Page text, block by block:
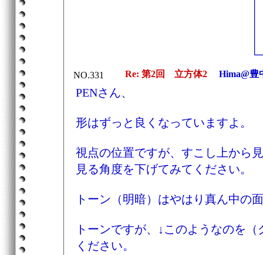
NO.331 Re: 第2回 立方体2 Hima@豊
PENさん、
形はずっと良くなっていますよ。
視点の位置ですが、すこし上から
見る角度を下げてみてください。
トーン（明暗）はやはり真ん中の
トーンですが、↓このようなのを
ください。